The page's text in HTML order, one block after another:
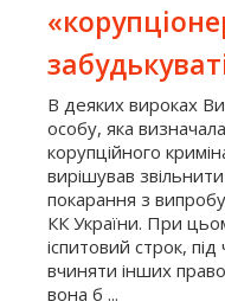
В деяких вироках
особу, яка
корупційного
вирішував
покарання з
КК України. При
іспитовий строк,
вчиняти інших
вона б ...